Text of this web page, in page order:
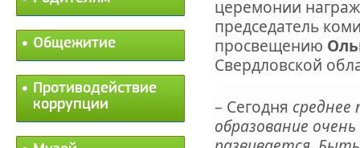
Общежитие
Противодействие
коррупции
церемонии
председатель
просвещению
Свердловской
­– Сегодня среднее
образование